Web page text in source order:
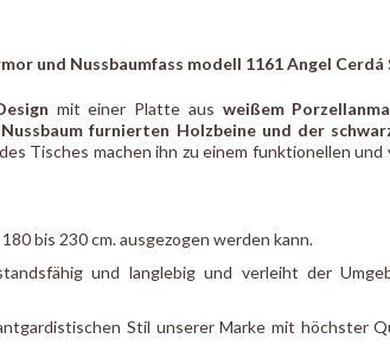
und Nussbaumfass modell 1161 Angel Cerdá
mit einer Platte aus weißem
Nussbaum furnierten Holzbeine und der
Tisches machen ihn zu einem funktionellen
180 bis 230 cm. ausgezogen werden kann.
und langlebig und verleiht der
Stil unserer Marke mit höchster